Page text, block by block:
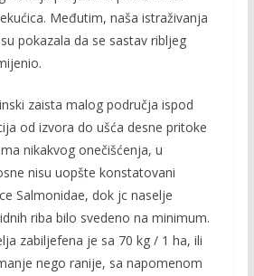
Međutim, naša istraživanja
pokazala da se sastav ribljeg
zaista malog područ­ja ispod
od izvora do ušća desne pritoke
nikakvog one­čišćenja, u
nisu uopšte konstatovani
Salmonidae, dok jc na­selje
riba bilo svedeno na minimum.
zabiljefena je sa 70 kg / 1 ha, ili
nego ranije, sa napomenom